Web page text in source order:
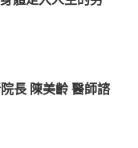
長 陳美齡 醫師諮